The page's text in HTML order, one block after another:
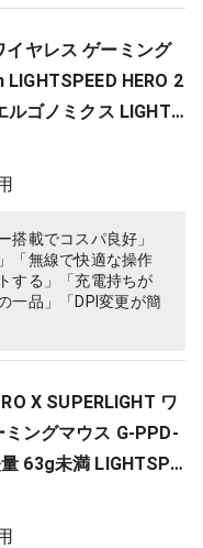
ヤレス ゲーミング
LIGHTSPEED HERO 2
ルゴノミクス LIGHTS
無線 充電 対
マウス 充電式 無線 P
ァイナルファンタジ
ル 】
搭載でコスパ良好」
「無線で快適な操作
する」「充電持ちが
一品」「DPI変更が簡
X SUPERLIGHT ワ
ミングマウス G-PPD-
63g未満 LIGHTSPE
センサー POWERPLA
応 ゲーミング マウス